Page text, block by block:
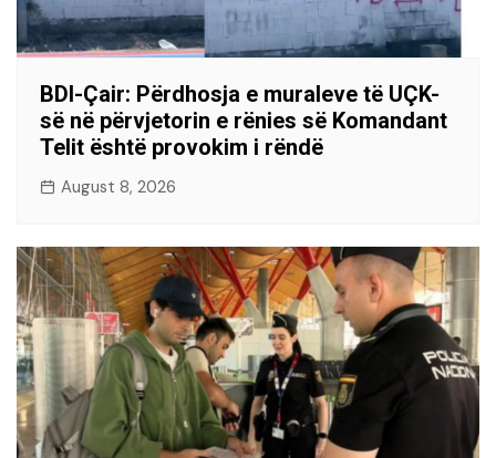
BDI-Çair: Përdhosja e muraleve të UÇK-
së në përvjetorin e rënies së Komandant
Telit është provokim i rëndë
August 8, 2026